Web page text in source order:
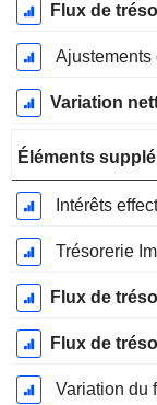
Flux de
Ajustements
Variation
Éléments
Intérêts
Variation du